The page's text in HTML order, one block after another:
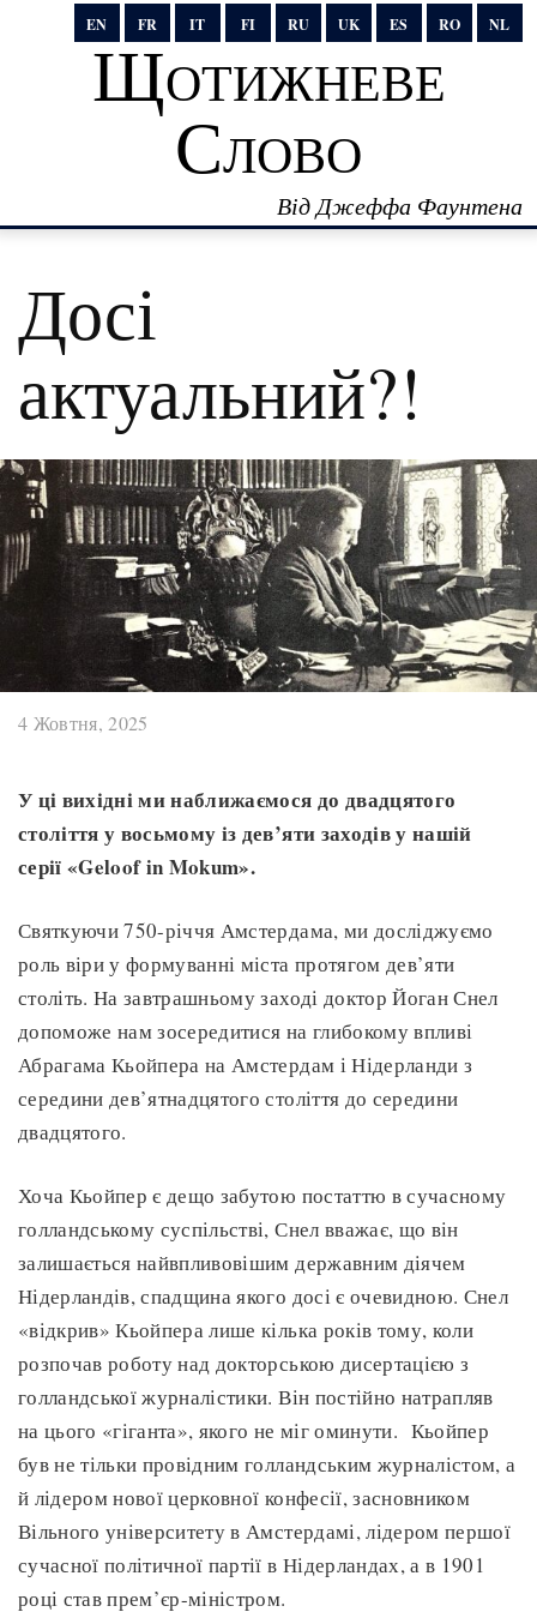
EN FR IT FI RU UK ES RO NL
Щотижневе
Слово
Від Джеффа Фаунтена
Досі
актуальний?!
4 Жовтня, 2025
У ці вихідні ми наближаємося до двадцятого
століття у восьмому із дев’яти заходів у нашій
серії «Geloof in Mokum».
Святкуючи 750-річчя Амстердама, ми досліджуємо
роль віри у формуванні міста протягом дев’яти
століть. На завтрашньому заході доктор Йоган Снел
допоможе нам зосередитися на глибокому впливі
Абрагама Кьойпера на Амстердам і Нідерланди з
середини дев’ятнадцятого століття до середини
двадцятого.
Хоча Кьойпер є дещо забутою постаттю в сучасному
голландському суспільстві, Снел вважає, що він
залишається найвпливовішим державним діячем
Нідерландів, спадщина якого досі є очевидною. Снел
«відкрив» Кьойпера лише кілька років тому, коли
розпочав роботу над докторською дисертацією з
голландської журналістики. Він постійно натрапляв
на цього «гіганта», якого не міг оминути. Кьойпер
був не тільки провідним голландським журналістом, а
й лідером нової церковної конфесії, засновником
Вільного університету в Амстердамі, лідером першої
сучасної політичної партії в Нідерландах, а в 1901
році став прем’єр-міністром.